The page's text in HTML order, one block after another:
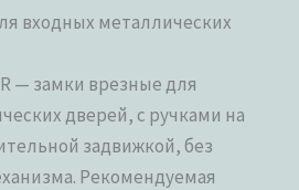
входных металлических
— замки врезные для
дверей, с ручками на
задвижкой, без
Рекомендуемая